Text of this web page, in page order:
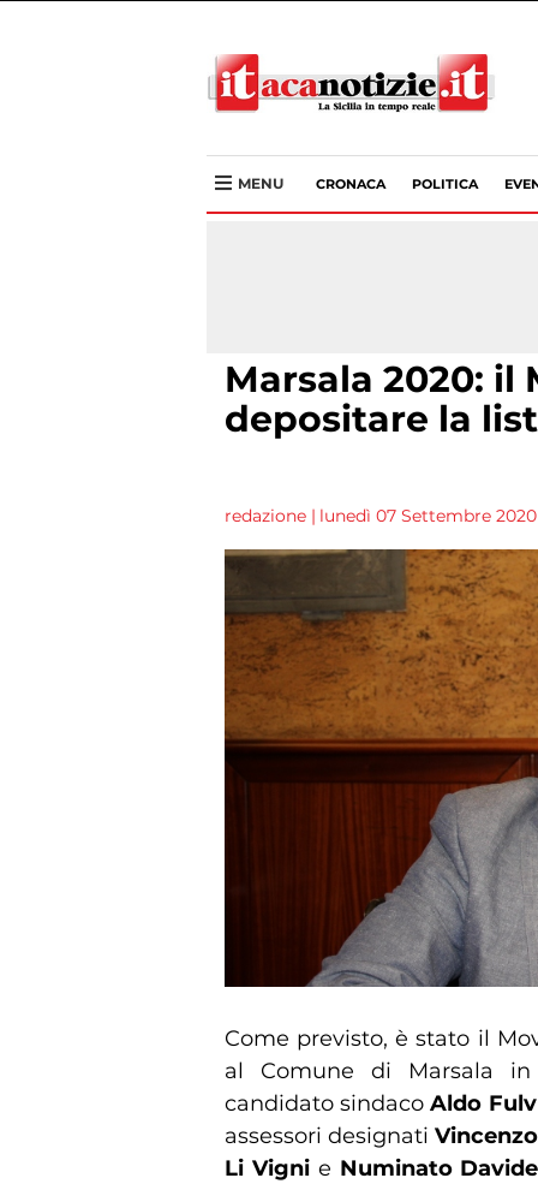
MENU CRONACA POLITICA
Marsala 2020: il
depositare la
redazione | lunedì 07 Settembre 2020
Come previsto, è stato il
al Comune di Marsala
candidato sindacoAldo
assessori designati
Li Vignie Numinato